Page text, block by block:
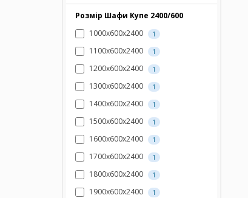
Розмір Шафи Купе 2400/600
1000х600х2400
1
1100х600х2400 1
1200х600х2400 1
1300х600х2400 1
1400х600х2400 1
1500х600х2400 1
1600х600х2400 1
1700х600х2400 1
1800х600х2400 1
1900х600х2400 1